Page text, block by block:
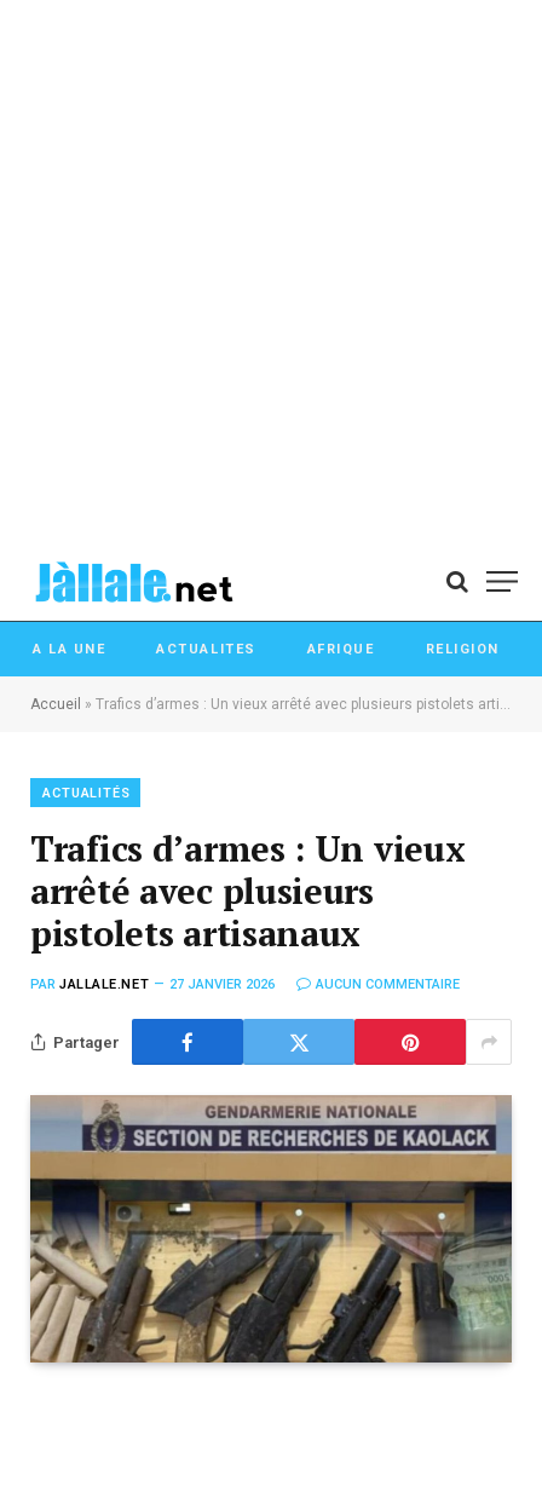
A LA UNE ACTUALITES AFRIQUE RELIGION
Accueil » Trafics d’armes : Un vieux arrêté avec plusieurs pistolets artisanaux
ACTUALITÉS
Trafics d’armes : Un vieux
arrêté avec plusieurs
pistolets artisanaux
PAR JALLALE.NET 27 JANVIER 2026 AUCUN COMMENTAIRE
Partager